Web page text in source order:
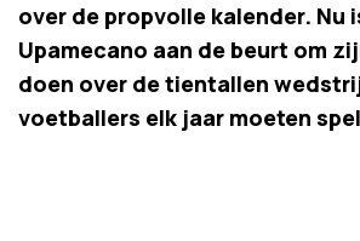
over de propvolle kalender. Nu
Upamecano aan de beurt om
doen over de tientallen
voetballers elk jaar moeten